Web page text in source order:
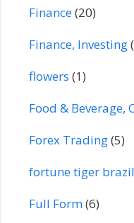
Finance(20)
Finance, Investing
flowers (1)
Food & Beverage,
Forex Trading(5)
fortune tiger brazil
Full Form(6)